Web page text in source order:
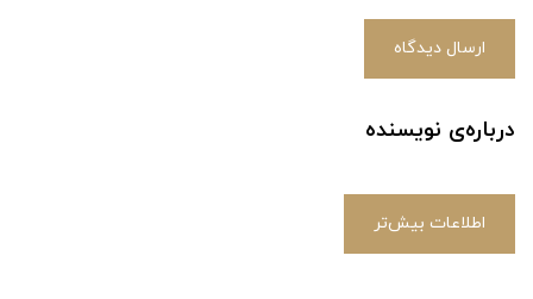
ارسال دیدگاه
درباره‌ی نویسنده
اطلاعات بیش‌تر